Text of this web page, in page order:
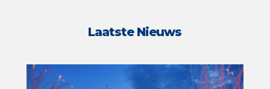
Laatste Nieuws